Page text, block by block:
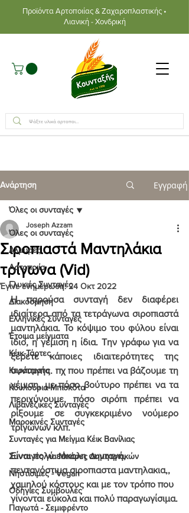
Προϊόντα Αρτοποιίας & Ζαχαροπλαστικής •
Λιανική - Χονδρική
Ανάρτηση Εγγραφή
Όλες οι συνταγές
Αλμυρές
Αρτοποιία
Γλυκιές Συνταγές
Διακόσμηση
Ελληνικές Συνταγές
Έτοιμα μείγματα
Κέικ-Τάρτες
Κεράσματα
Κουλούρια-Μπισκότα
Λιβανέζικες Συνταγές
Μαροκινές Συνταγές
Συνταγές για Μείγμα Κέικ Βανίλιας
Συνταγές για Μπάρες Δημητριακών
Νηστίσιμες - Vegan
Οδηγίες Συμβουλές
Παγωτά - Σεμιφρέντο
Όλες οι συνταγές
Σιροπιαστά Μαντηλάκια
τρίγωνα (Vid)
Joseph Azzam
Έγινε ενημέρωση:24 Οκτ 2022
Η παρούσα συνταγή δεν διαφέρει
ιδιαίτερα από τα τετράγωνα σιροπιαστά
μαντηλάκια. Το κόψιμο του φύλου είναι
ίδιο, η γέμιση η ίδια. Την γράφω για να
ξέρετε κάποιες ιδιαιτερότητες της
συνταγής. πχ που πρέπει να βάζουμε τη
γέμιση, με πόσο βούτυρο πρέπει να τα
περιχύνουμε, πόσο σιρόπι πρέπει να
ρίξουμε σε συγκεκριμένο νούμερο
τριγώνων κλπ.
Είναι πολύ εύκολη συνταγή,
πεντανόστιμα σιροπιαστα μαντηλακια,,
χαμηλού κόστους και με τον τρόπο που
γίνονται εύκολα και πολύ παραγωγίσιμα.